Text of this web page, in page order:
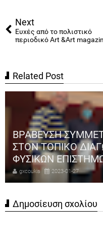
Next
Ευχές από το πολιστικό
περιοδικό Art &Art
Related Post
ΒΡΑΒΕΥΣΗ
ΣΤΟΝ ΤΟΠΙΚΟ
ΦΥΣΙΚΩΝ
gxcoukis 2023-01-27
Δημοσίευση σχολίου